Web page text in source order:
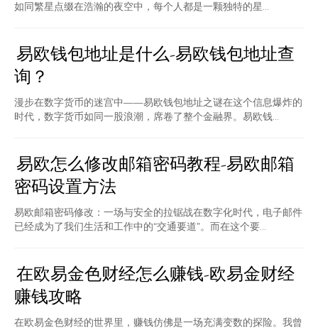
如同繁星点缀在浩瀚的夜空中，每个人都是一颗独特的星...
易欧钱包地址是什么-易欧钱包地址查
询？
漫步在数字货币的迷宫中——易欧钱包地址之谜在这个信息爆炸的
时代，数字货币如同一股浪潮，席卷了整个金融界。易欧钱...
易欧怎么修改邮箱密码教程-易欧邮箱
密码设置方法
易欧邮箱密码修改：一场与安全的拉锯战在数字化时代，电子邮件
已经成为了我们生活和工作中的“交通要道”。而在这个要...
在欧易金色财经怎么赚钱-欧易金财经
赚钱攻略
在欧易金色财经的世界里，赚钱仿佛是一场充满变数的探险。我曾